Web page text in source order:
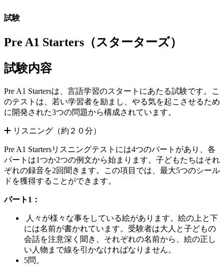
試験
Pre A1 Starters（スターターズ）
試験内容
Pre A1 Startersは、言語学習のスタートにあたる試験です。こ
のテストは、若い学習者を励まし、やる気を起こさせるため
に開発された3つの問題から構成されています。
リスニング（約２０分）
Pre A1 Startersリスニングテストには4つのパートがあり、各
パートは1つか2つの例文から始まります。子どもたちはそれ
ぞれの録音を2回聞きます。この項目では、最大5つのシール
ドを獲得することができます。
パート1：
人々が様々な事をしている絵があります。絵の上と下
には名前が書かれています。受験者は大人と子どもの
会話を注意深く聞き、それぞれの名前から、絵の正し
い人物まで線を引かなければなりません。
5問。